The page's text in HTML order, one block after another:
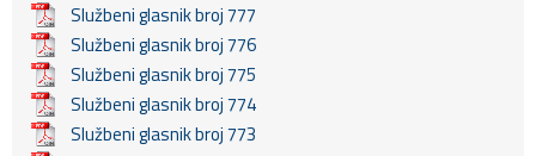
Službeni glasnik broj 777
Službeni glasnik broj 776
Službeni glasnik broj 775
Službeni glasnik broj 774
Službeni glasnik broj 773